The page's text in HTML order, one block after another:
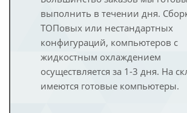
выполнить в течении дня.
ТОПовых или нестандартных
конфигураций, компьютеров с
жидкостным охлаждением
осуществляется за 1-3 дня. На
имеются готовые компьютеры.